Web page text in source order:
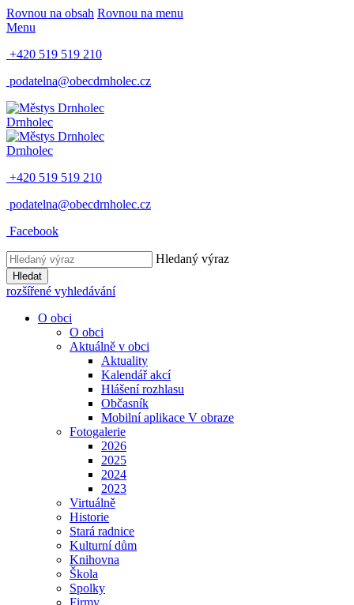
Rovnou na obsah Rovnou na menu
Menu
+420 519 519 210
podatelna@obecdrnholec.cz
Drnholec
Drnholec
+420 519 519 210
podatelna@obecdrnholec.cz
Facebook
Hledaný výraz
Hledat
rozšířené vyhledávání
O obci
O obci
Aktuálně v obci
Aktuality
Kalendář akcí
Hlášení rozhlasu
Občasník
Mobilní aplikace V obraze
Fotogalerie
2026
2025
2024
2023
Virtuálně
Historie
Stará radnice
Kulturní dům
Knihovna
Škola
Spolky
Firmy